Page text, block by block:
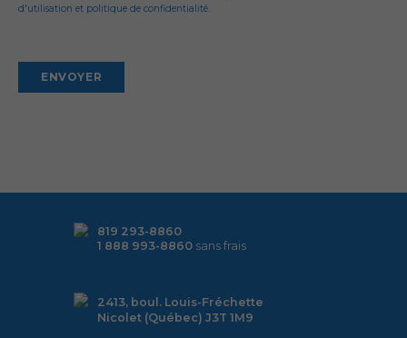
d'utilisation et politique de confidentialité.
819 293-8860
1 888 993-8860 sans frais
2413, boul. Louis-Fréchette
Nicolet (Québec) J3T 1M9